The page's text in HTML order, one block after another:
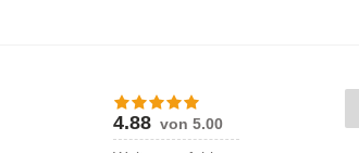
4.88 von 5.00